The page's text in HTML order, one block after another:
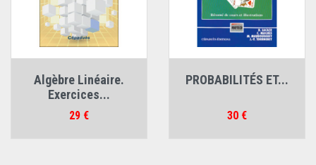
Algèbre Linéaire.
Exercices...
Prix
29 €
PROBABILITÉS ET...
Prix
30 €